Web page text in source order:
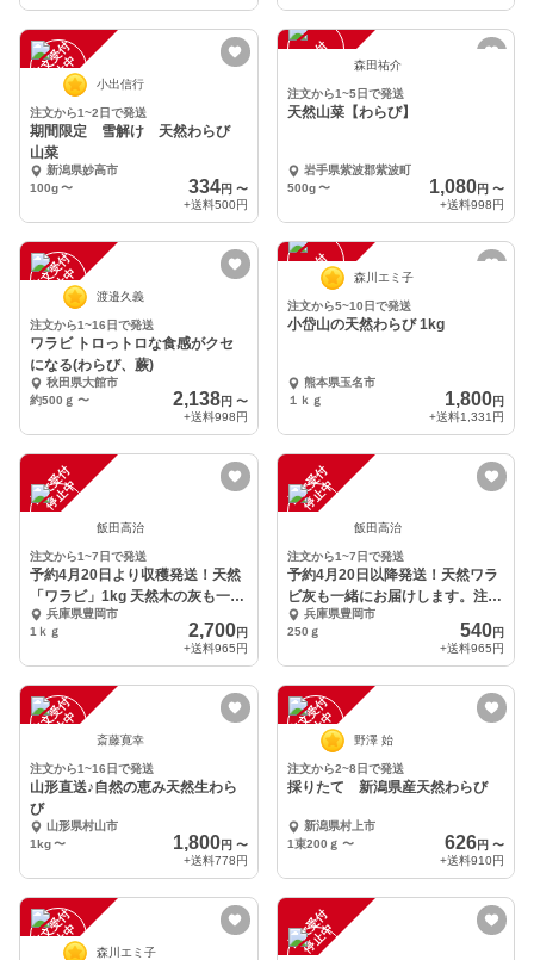
注
文
受
付
停
止
中 小出信行
注文から1~2日で発送
期間限定 雪解け 天然わらび
山菜
新潟県妙高市
100g〜 334円 〜
+送料500円
注
文
受
付
停
止 森田祐介
注文から1~5日で発送
天然山菜【わらび】
岩手県紫波郡紫波町
500g 〜 1,080円 〜
+送料998円
注
文
受
付
停
止
中 渡邉久義
注文から1~16日で発送
ワラビ トロっトロな食感がクセ
になる(わらび、蕨)
秋田県大館市
約500ｇ 〜 2,138円 〜
+送料998円
注
文
受
付
停
止
中 森川エミ子
注文から5~10日で発送
小岱山の天然わらび 1kg
熊本県玉名市
１ｋｇ
1,800円
+送料1,331円
注
文
受
付
停
止
中
飯田高治
注文から1~7日で発送
予約4月20日より収穫発送！天然
「ワラビ」1kg 天然木の灰も一緒
にお届。
兵庫県豊岡市
1ｋｇ
2,700円
+送料965円
注
文
受
付
停
止
中
飯田高治
注文から1~7日で発送
予約4月20日以降発送！天然ワラ
ビ灰も一緒にお届けします。注文
後に収穫！
兵庫県豊岡市
250ｇ
540円
+送料965円
注
文
受
付
停
止
中 斎藤寛幸
注文から1~16日で発送
山形直送♪自然の恵み天然生わら
び
山形県村山市
1kg〜 1,800円 〜
+送料778円
注
文
受
付
停
止
中 野澤 始
注文から2~8日で発送
採りたて 新潟県産天然わらび
新潟県村上市
1束200ｇ 〜 626円 〜
+送料910円
注
文
受
付
停
止
中 森川エミ子
注
文
受
付
停
止
中